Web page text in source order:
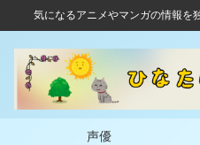
気になるアニメやマンガの情報を
声優